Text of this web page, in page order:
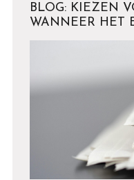
BLOG: KIEZEN
WANNEER HET